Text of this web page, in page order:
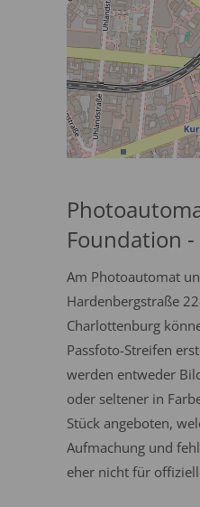
Foundation
Am Photoautomat
Hardenbergstraße
Charlottenburg
Passfoto-Streifen
werden entweder
oder seltener in
Stück angeboten,
Aufmachung und
eher nicht für